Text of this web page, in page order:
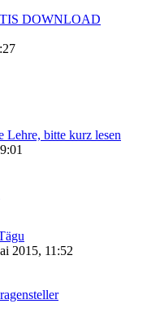
DOWNLOAD
Lehre, bitte kurz lesen
2015, 11:52